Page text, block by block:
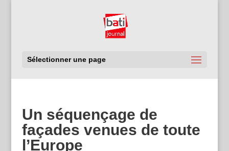
Sélectionner une page
Un séquençage de
façades venues de toute
l’Europe